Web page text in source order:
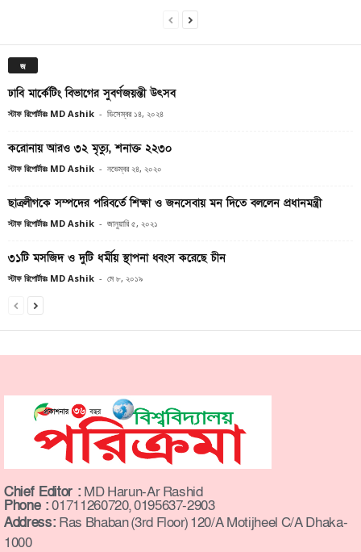
জ
ঢাবি মার্কেটিং বিভাগের সুবর্ণজয়ন্তী উৎসব
স্টাফ রিপোর্টারঃ MD Ashik - ডিসেম্বর ১৪, ২০২৪
করোনায় আরও ৩২ মৃত্যু, শনাক্ত ২২৩০
স্টাফ রিপোর্টারঃ MD Ashik - নভেম্বর ২৪, ২০২০
ছাত্রলীগকে সম্পদের পরিবর্তে শিক্ষা ও জনসেবায় মন দিতে বললেন প্রধানমন্ত্রী
স্টাফ রিপোর্টারঃ MD Ashik - জানুয়ারি ৫, ২০২১
৩১টি মসজিদ ও দুটি ধর্মীয় স্থাপনা ধ্বংস করেছে চীন
স্টাফ রিপোর্টারঃ MD Ashik - মে ৮, ২০১৯
Chief Editor : MD Harun-Ar Rashid
Phone :01711260720, 0195637-2903
Address: Ras Bhaban (3rd Floor) 120/A Motijheel C/A Dhaka-
1000